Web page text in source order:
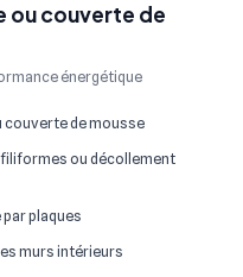
ou couverte de
énergétique
couverte de mousse
ou décollement
plaques
murs intérieurs